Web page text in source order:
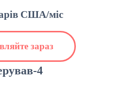
США/міс
зараз
4